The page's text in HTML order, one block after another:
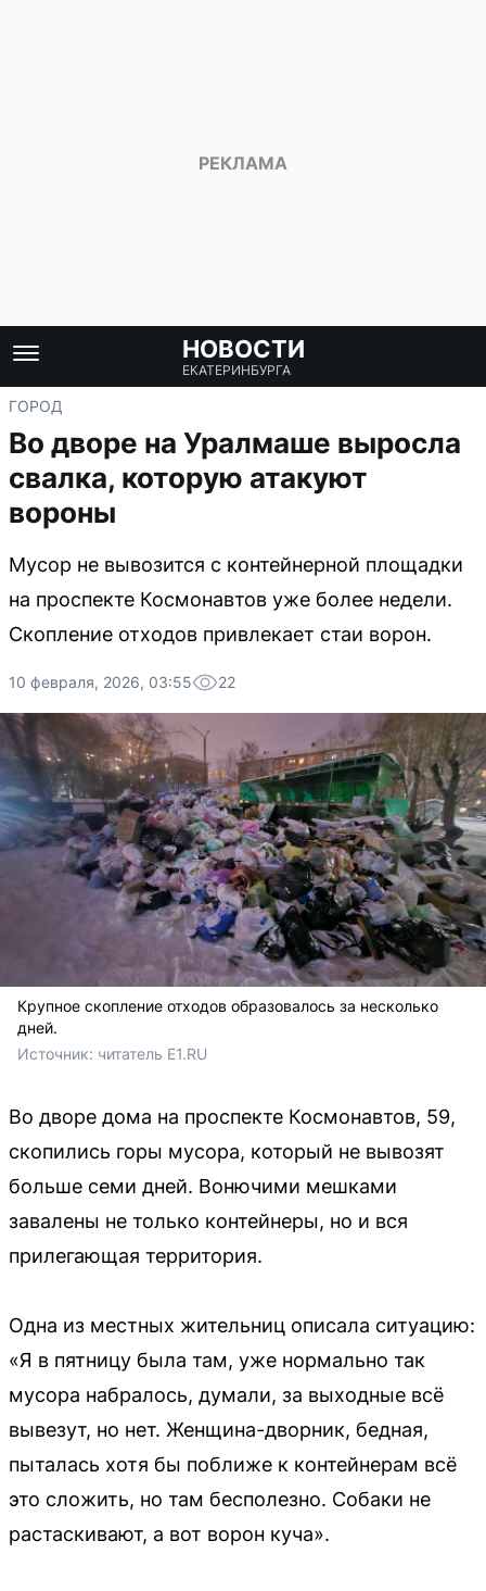
НОВОСТИ
ЕКАТЕРИНБУРГА
ГОРОД
Во дворе на Уралмаше выросла
свалка, которую атакуют
вороны
Мусор не вывозится с контейнерной площадки
на проспекте Космонавтов уже более недели.
Скопление отходов привлекает стаи ворон.
10 февраля, 2026, 03:55 22
Крупное скопление отходов образовалось за несколько
дней.
Источник: читатель E1.RU
Во дворе дома на проспекте Космонавтов, 59,
скопились горы мусора, который не вывозят
больше семи дней. Вонючими мешками
завалены не только контейнеры, но и вся
прилегающая территория.
Одна из местных жительниц описала ситуацию:
«Я в пятницу была там, уже нормально так
мусора набралось, думали, за выходные всё
вывезут, но нет. Женщина-дворник, бедная,
пыталась хотя бы поближе к контейнерам всё
это сложить, но там бесполезно. Собаки не
растаскивают, а вот ворон куча».